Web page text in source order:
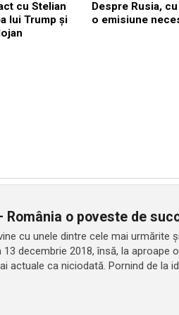
cu Stelian
lui Trump și
Despre Rusia,
o emisiune
o poveste de
cu unele dintre cele mai urmărite
decembrie 2018, însă, la aproape
actuale ca niciodată. Pornind de la